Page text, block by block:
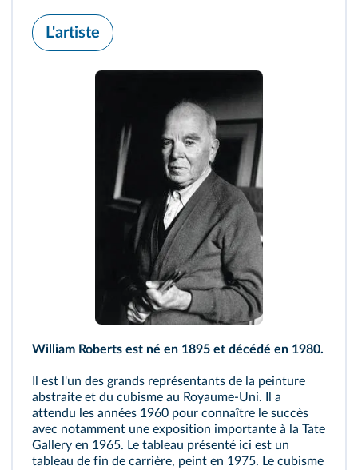
L'artiste
William Roberts est né en 1895 et décédé en 1980.
Il est l'un des grands représentants de la peinture
abstraite et du cubisme au Royaume-Uni. Il a
attendu les années 1960 pour connaître le succès
avec notamment une exposition importante à la Tate
Gallery en 1965. Le tableau présenté ici est un
tableau de fin de carrière, peint en 1975. Le cubisme